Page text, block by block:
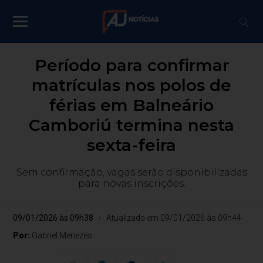
Período para confirmar
matrículas nos polos de
férias em Balneário
Camboriú termina nesta
sexta-feira
Sem confirmação, vagas serão disponibilizadas
para novas inscrições.
09/01/2026 às 09h38
Atualizada em 09/01/2026 às 09h44
Por: Gabriel Menezes